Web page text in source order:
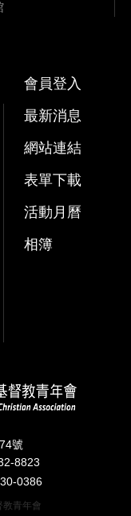
會員登入
最新消息
網站連結
表單下載
活動月曆
相簿
號
8823
0386
青年會